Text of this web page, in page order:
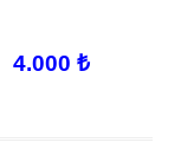
4.000 ₺